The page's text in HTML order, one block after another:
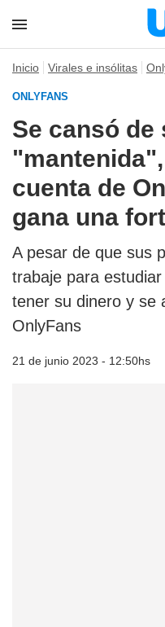
Inicio Virales e insólitas
ONLYFANS
Se cansó de
cuenta de
gana una
A pesar de que sus
trabaje para
tener su dinero y se
OnlyFans
21 de junio 2023 - 12:50hs